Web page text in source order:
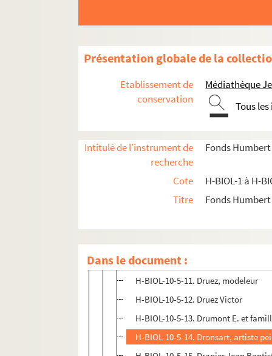
Présentation globale de la
Etablissement de
conservation
Médiathèque
Tous
Intitulé de l'instrument de
recherche
Fonds
Cote
H-BIOL-1 à H-
Titre
Fonds
Dans le document :
H-BIOL-10-4. Douez à Doyen
H-BIOL-10-5-1. Dooms Michel
H-BIOL-10-5-2. Doumer, professeur
H-BIOL-10-5-3. Domec, professeur
H-BIOL-10-5-4. Doutrelon de Try
H-BIOL-10-5-5. Doulcet Robert
H-BIOL-10-5-6. Driessens Victor,
H-BIOL-10-5-7. Droulers, famille
H-BIOL-10-5-9. Druez Victor
H-BIOL-10-5-10. Dreux Victor,
H-BIOL-10-5-11. Druez, modeleur
H-BIOL-10-5-12. Druez Victor
H-BIOL-10-5-13. Drumont E. et
H-BIOL-10-5-14. Dronsart, artiste